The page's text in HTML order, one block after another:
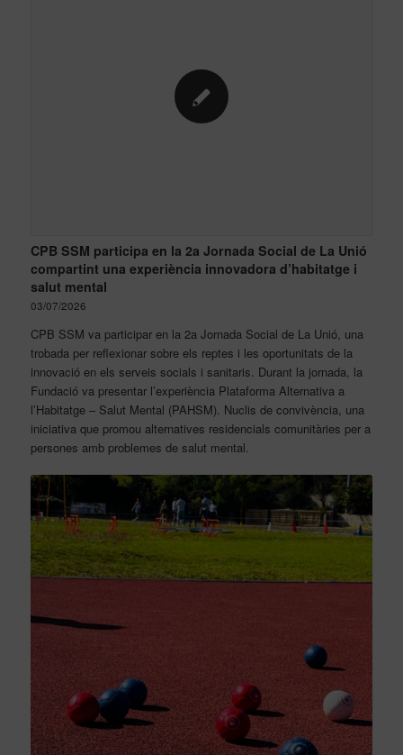
CPB SSM participa en la 2a Jornada Social de La Unió
compartint una experiència innovadora d’habitatge i
salut mental
03/07/2026
CPB SSM va participar en la 2a Jornada Social de La Unió, una
trobada per reflexionar sobre els reptes i les oportunitats de la
innovació en els serveis socials i sanitaris. Durant la jornada, la
Fundació va presentar l’experiència Plataforma Alternativa a
l’Habitatge – Salut Mental (PAHSM). Nuclis de convivència, una
iniciativa que promou alternatives residencials comunitàries per a
persones amb problemes de salut mental.